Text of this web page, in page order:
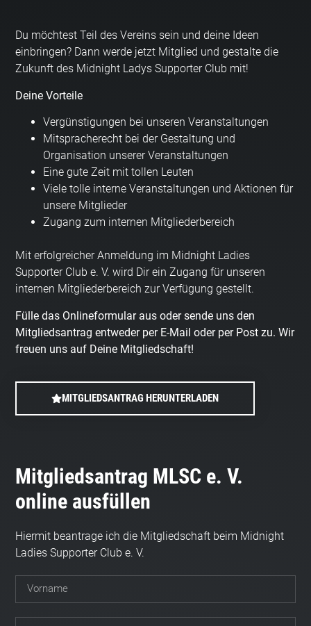
Du möchtest Teil des Vereins sein und deine Ideen
einbringen? Dann werde jetzt Mitglied und gestalte die
Zukunft des Midnight Ladys Supporter Club mit!
Deine Vorteile
Vergünstigungen bei unseren Veranstaltungen
Mitspracherecht bei der Gestaltung und
Organisation unserer Veranstaltungen
Eine gute Zeit mit tollen Leuten
Viele tolle interne Veranstaltungen und Aktionen für
unsere Mitglieder
Zugang zum internen Mitgliederbereich
Mit erfolgreicher Anmeldung im Midnight Ladies
Supporter Club e. V. wird Dir ein Zugang für unseren
internen Mitgliederbereich zur Verfügung gestellt.
Fülle das Onlineformular aus oder sende uns den
Mitgliedsantrag entweder per E-Mail oder per Post zu. Wir
freuen uns auf Deine Mitgliedschaft!
MITGLIEDSANTRAG HERUNTERLADEN
Mitgliedsantrag MLSC e. V.
online ausfüllen
Hiermit beantrage ich die Mitgliedschaft beim Midnight
Ladies Supporter Club e. V.